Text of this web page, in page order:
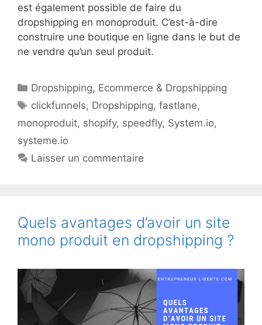
est également possible de faire du
dropshipping en monoproduit. C’est-à-dire
construire une boutique en ligne dans le but de
ne vendre qu’un seul produit.
Catégories
Dropshipping, Ecommerce & Dropshipping
Étiquettes
clickfunnels, Dropshipping,fastlane,
monoproduit, shopify, speedfly, System.io,
systeme.io
Laisser un commentaire
Quels avantages d’avoir un site
mono produit en dropshipping ?